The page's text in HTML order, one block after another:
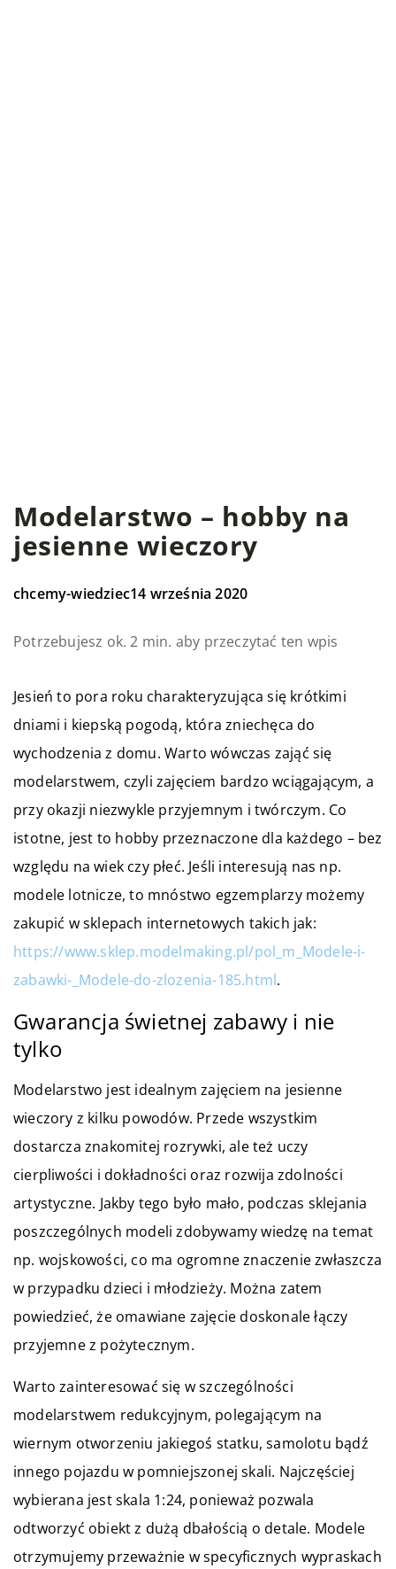
Modelarstwo – hobby na
jesienne wieczory
chcemy-wiedziec14 września 2020
Potrzebujesz ok. 2 min. aby przeczytać ten wpis
Jesień to pora roku charakteryzująca się krótkimi
dniami i kiepską pogodą, która zniechęca do
wychodzenia z domu. Warto wówczas zająć się
modelarstwem, czyli zajęciem bardzo wciągającym, a
przy okazji niezwykle przyjemnym i twórczym. Co
istotne, jest to hobby przeznaczone dla każdego – bez
względu na wiek czy płeć. Jeśli interesują nas np.
modele lotnicze, to mnóstwo egzemplarzy możemy
zakupić w sklepach internetowych takich jak:
https://www.sklep.modelmaking.pl/pol_m_Modele-i-
zabawki-_Modele-do-zlozenia-185.html.
Gwarancja świetnej zabawy i nie
tylko
Modelarstwo jest idealnym zajęciem na jesienne
wieczory z kilku powodów. Przede wszystkim
dostarcza znakomitej rozrywki, ale też uczy
cierpliwości i dokładności oraz rozwija zdolności
artystyczne. Jakby tego było mało, podczas sklejania
poszczególnych modeli zdobywamy wiedzę na temat
np. wojskowości, co ma ogromne znaczenie zwłaszcza
w przypadku dzieci i młodzieży. Można zatem
powiedzieć, że omawiane zajęcie doskonale łączy
przyjemne z pożytecznym.
Warto zainteresować się w szczególności
modelarstwem redukcyjnym, polegającym na
wiernym otworzeniu jakiegoś statku, samolotu bądź
innego pojazdu w pomniejszonej skali. Najczęściej
wybierana jest skala 1:24, ponieważ pozwala
odtworzyć obiekt z dużą dbałością o detale. Modele
otrzymujemy przeważnie w specyficznych wypraskach